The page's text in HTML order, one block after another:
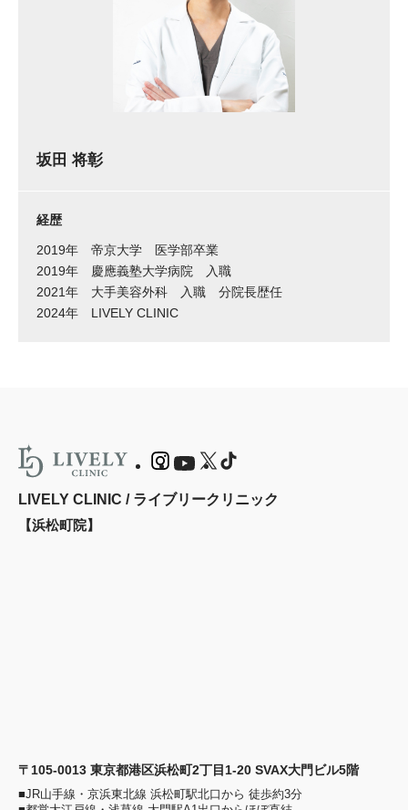
坂田 将彰
経歴
2019年
帝京大学 医学部卒業
2019年
慶應義塾大学病院 入職
2021年
大手美容外科 入職 分院長歴任
2024年
LIVELY CLINIC
LIVELY CLINIC / ライブリークリニック
【浜松町院】
〒105-0013 東京都港区浜松町2丁目1-20 SVAX大門ビル5階
■JR山手線・京浜東北線 浜松町駅北口から 徒歩約3分